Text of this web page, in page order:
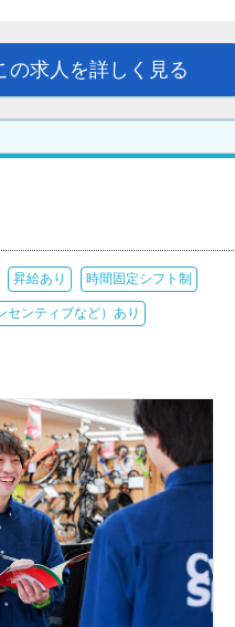
の求人を詳しく見る
昇給あり 時間固定シフト制
センティブなど）あり